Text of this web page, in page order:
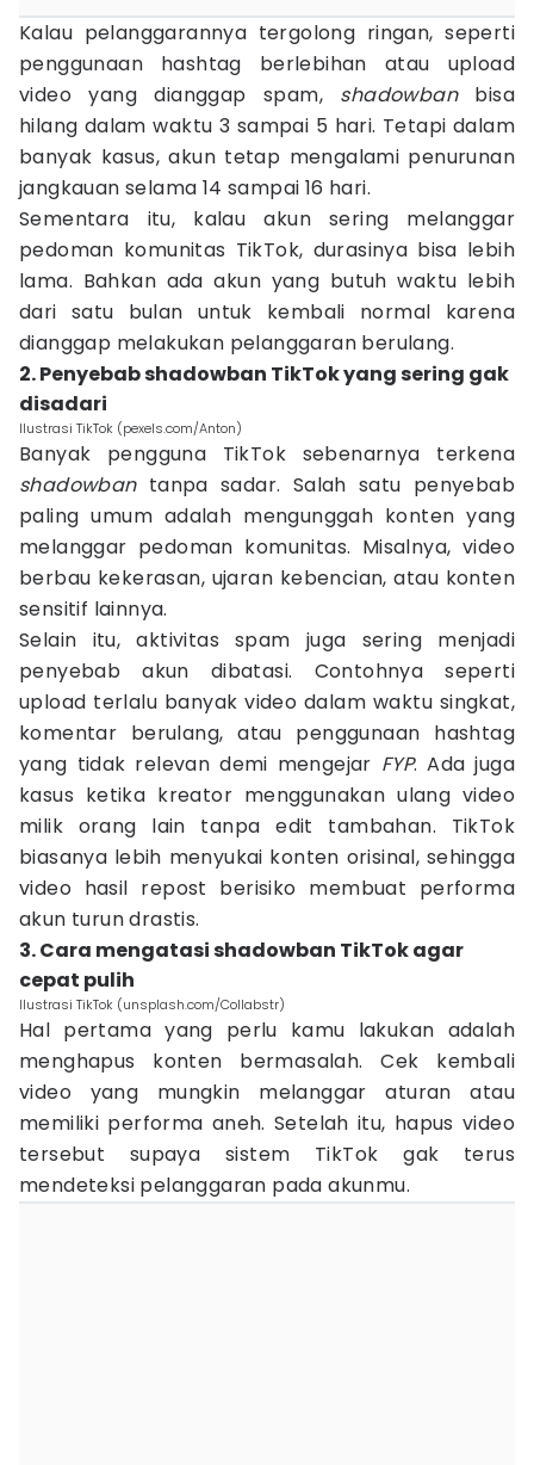
Kalau pelanggarannya tergolong ringan, seperti
penggunaan hashtag berlebihan atau upload
video yang dianggap spam, shadowbanbisa
hilang dalam waktu 3 sampai 5 hari. Tetapi dalam
banyak kasus, akun tetap mengalami penurunan
jangkauan selama 14 sampai 16 hari.
Sementara itu, kalau akun sering melanggar
pedoman komunitas TikTok, durasinya bisa lebih
lama. Bahkan ada akun yang butuh waktu lebih
dari satu bulan untuk kembali normal karena
dianggap melakukan pelanggaran berulang.
2. Penyebab shadowban TikTok yang sering gak
disadari
Ilustrasi TikTok (pexels.com/Anton)
Banyak pengguna TikTok sebenarnya terkena
shadowbantanpa sadar. Salah satu penyebab
paling umum adalah mengunggah konten yang
melanggar pedoman komunitas. Misalnya, video
berbau kekerasan, ujaran kebencian, atau konten
sensitif lainnya.
Selain itu, aktivitas spam juga sering menjadi
penyebab akun dibatasi. Contohnya seperti
upload terlalu banyak video dalam waktu singkat,
komentar berulang, atau penggunaan hashtag
yang tidak relevan demi mengejar FYP. Ada juga
kasus ketika kreator menggunakan ulang video
milik orang lain tanpa edit tambahan. TikTok
biasanya lebih menyukai konten orisinal, sehingga
video hasil repost berisiko membuat performa
akun turun drastis.
3. Cara mengatasi shadowban TikTok agar
cepat pulih
Ilustrasi TikTok (unsplash.com/Collabstr)
Hal pertama yang perlu kamu lakukan adalah
menghapus konten bermasalah. Cek kembali
video yang mungkin melanggar aturan atau
memiliki performa aneh. Setelah itu, hapus video
tersebut supaya sistem TikTok gak terus
mendeteksi pelanggaran pada akunmu.